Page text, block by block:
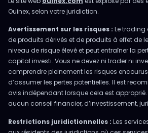
Ouinex, selon votre juridiction.
Avertissement sur les risques : Le trading
de produits dérivés et de produits à effet de
niveau de risque élevé et peut entraîner la
capital investi. Vous ne devez ni trader ni
comprendre pleinement les risques encourus
d’assumer les pertes potentielles. Il est
avis indépendant lorsque cela est approprié.
aucun conseil financier, d’investissement,
Restrictions juridictionnelles : Les